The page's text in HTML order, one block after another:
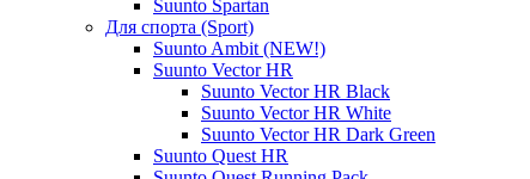
Suunto Spartan
Для спорта (Sport)
Suunto Ambit (NEW!)
Suunto Vector HR
Suunto Vector HR Black
Suunto Vector HR White
Suunto Vector HR Dark Green
Suunto Quest HR